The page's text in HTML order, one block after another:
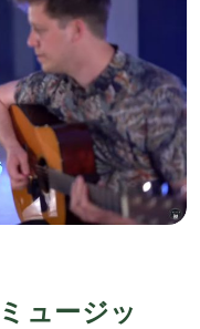
ュージッ